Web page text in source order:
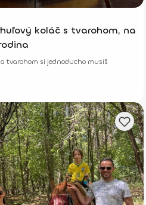
koláč s tvarohom, na
tvarohom si jednoducho musíš